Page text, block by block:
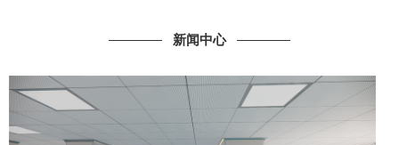
新闻中心